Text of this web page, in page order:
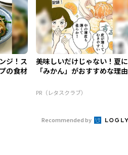
ジ！ス
の食材
美味しいだけじゃない！夏に
「みかん」がおすすめな理由
PR（レタスクラブ）
Recommended by